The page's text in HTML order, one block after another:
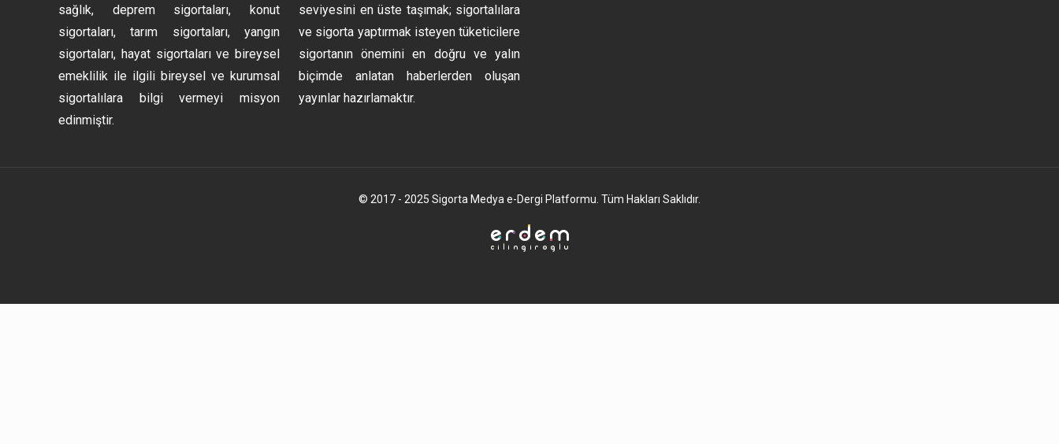
sağlık, deprem sigortaları, konut
sigortaları, tarım sigortaları, yangın
sigortaları, hayat sigortaları ve bireysel
emeklilik ile ilgili bireysel ve kurumsal
sigortalılara bilgi vermeyi misyon
edinmiştir.
seviyesini en üste taşımak; sigortalılara
ve sigorta yaptırmak isteyen tüketicilere
sigortanın önemini en doğru ve yalın
biçimde anlatan haberlerden oluşan
yayınlar hazırlamaktır.
© 2017 - 2025 Sigorta Medya e-Dergi Platformu. Tüm Hakları Saklıdır.